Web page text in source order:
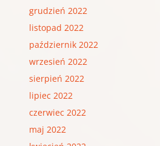
grudzień 2022
listopad 2022
październik 2022
wrzesień 2022
sierpień 2022
lipiec 2022
czerwiec 2022
maj 2022